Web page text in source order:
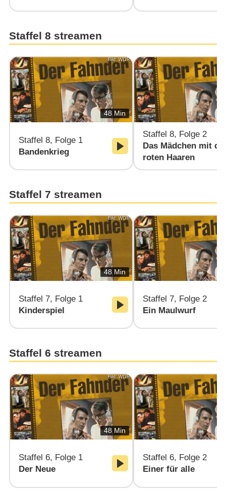
Staffel 8 streamen
Bild: WDR
48 Min
Staffel 8, Folge 1
Bandenkrieg
Staffel 8, Folge 2
Das Mädchen mit
roten Haaren
Staffel 7 streamen
Bild: WDR
48 Min
Staffel 7, Folge 1
Kinderspiel
Staffel 7, Folge 2
Ein Maulwurf
Staffel 6 streamen
Bild: WDR
48 Min
Staffel 6, Folge 1
Der Neue
Staffel 6, Folge 2
Einer für alle